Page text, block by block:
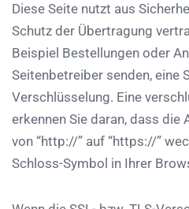
Diese Seite nutzt aus
Schutz der Übertragung
Beispiel Bestellungen oder
Seitenbetreiber senden, eine
Verschlüsselung. Eine
erkennen Sie daran, dass die
von “http://” auf “https://”
Schloss-Symbol in Ihrer